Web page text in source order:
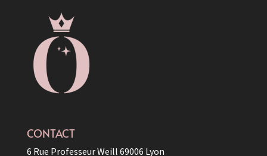
CONTACT
6 Rue Professeur Weill 69006 Lyon